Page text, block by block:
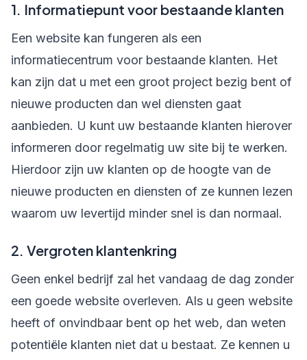
1. Informatiepunt voor bestaande klanten
Een website kan fungeren als een
informatiecentrum voor bestaande klanten. Het
kan zijn dat u met een groot project bezig bent of
nieuwe producten dan wel diensten gaat
aanbieden. U kunt uw bestaande klanten hierover
informeren door regelmatig uw site bij te werken.
Hierdoor zijn uw klanten op de hoogte van de
nieuwe producten en diensten of ze kunnen lezen
waarom uw levertijd minder snel is dan normaal.
2. Vergroten klantenkring
Geen enkel bedrijf zal het vandaag de dag zonder
een goede website overleven. Als u geen website
heeft of onvindbaar bent op het web, dan weten
potentiële klanten niet dat u bestaat. Ze kennen u